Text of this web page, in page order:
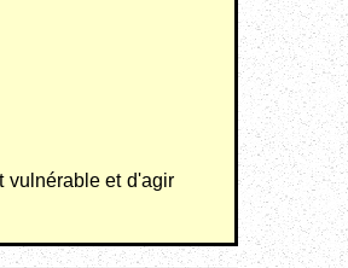
vulnérable et d'agir